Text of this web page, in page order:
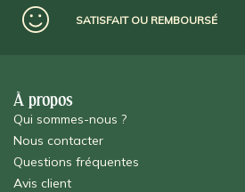
SATISFAIT OU REMBOURSÉ
À propos
Qui sommes-nous ?
Nous contacter
Questions fréquentes
Avis client